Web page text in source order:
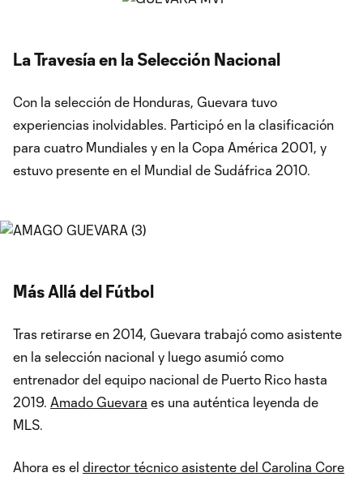
La Travesía en la Selección Nacional
Con la selección de Honduras, Guevara tuvo
experiencias inolvidables. Participó en la clasificación
para cuatro Mundiales y en la Copa América 2001, y
estuvo presente en el Mundial de Sudáfrica 2010.
Más Allá del Fútbol
Tras retirarse en 2014, Guevara trabajó como asistente
en la selección nacional y luego asumió como
entrenador del equipo nacional de Puerto Rico hasta
2019. Amado Guevara es una auténtica leyenda de
MLS.
Ahora es el director técnico asistente del Carolina Core